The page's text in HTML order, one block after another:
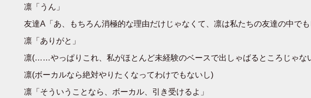
凛「うん」
友達A「あ、もちろん消極的な理由だけじゃなくて、凛は私たちの友達の中でも
凛「ありがと」
凛(……やっぱりこれ、私がほとんど未経験のベースで出しゃばるところじゃな
凛(ボーカルなら絶対やりたくなってわけでもないし)
凛「そういうことなら、ボーカル、引き受けるよ」